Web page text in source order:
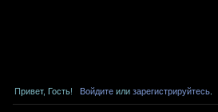
Привет, Гость! Войдитеили зарегистрируйтесь.